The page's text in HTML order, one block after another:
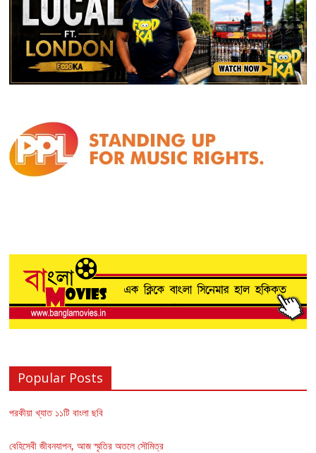
Popular Posts
পরকীয়া খ্যাত ১১টি বাংলা ছবি
বেহিসেবী জীবনযাপন, আজ স্মৃতির অতলে সৌমিত্র